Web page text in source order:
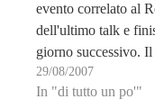
evento correlato al
dell'ultimo talk e
giorno successivo.
domenica…
29/08/2007
In "di tutto un po'"